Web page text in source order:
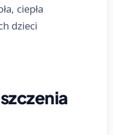
ciepła
dzieci